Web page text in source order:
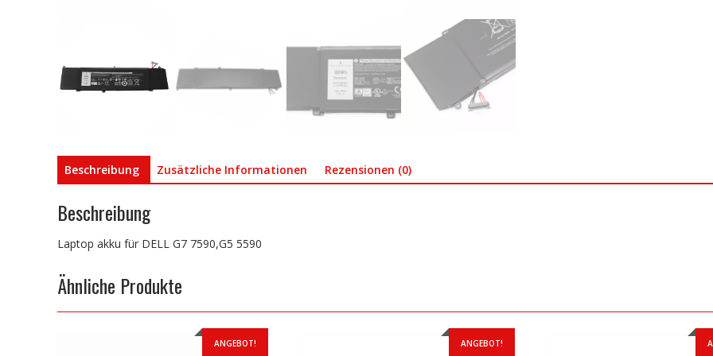
Beschreibung Zusätzliche Informationen Rezensionen (0)
Beschreibung
Laptop akku für DELL G7 7590,G5 5590
Ähnliche Produkte
ANGEBOT! ANGEBOT!